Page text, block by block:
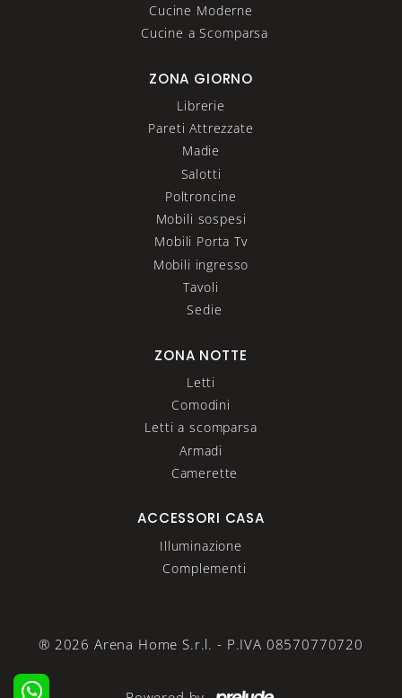
Cucine Moderne
Cucine a Scomparsa
ZONA GIORNO
Librerie
Pareti Attrezzate
Madie
Salotti
Poltroncine
Mobili sospesi
Mobili Porta Tv
Mobili ingresso
Tavoli
Sedie
ZONA NOTTE
Letti
Comodini
Letti a scomparsa
Armadi
Camerette
ACCESSORI CASA
Illuminazione
Complementi
® 2026 Arena Home S.r.l. - P.IVA 08570770720